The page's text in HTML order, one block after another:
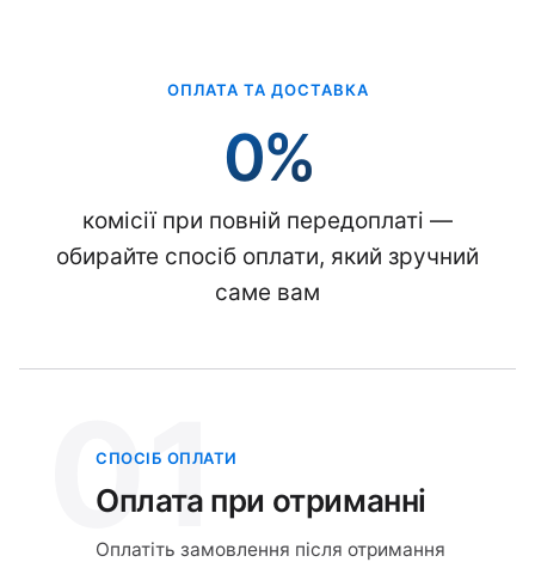
ОПЛАТА ТА ДОСТАВКА
0%
комісії при повній передоплаті —
обирайте спосіб оплати, який зручний
саме вам
01
СПОСІБ ОПЛАТИ
Оплата при отриманні
Оплатіть замовлення після отримання